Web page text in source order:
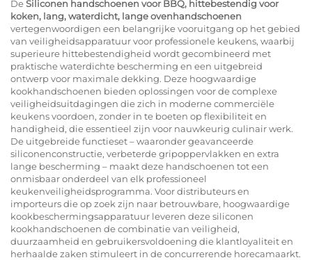
DeSiliconen handschoenen voor BBQ, hittebestendig voor
koken, lang, waterdicht, lange ovenhandschoenen
vertegenwoordigen een belangrijke vooruitgang op het gebied
van veiligheidsapparatuur voor professionele keukens, waarbij
superieure hittebestendigheid wordt gecombineerd met
praktische waterdichte bescherming en een uitgebreid
ontwerp voor maximale dekking. Deze hoogwaardige
kookhandschoenen bieden oplossingen voor de complexe
veiligheidsuitdagingen die zich in moderne commerciële
keukens voordoen, zonder in te boeten op flexibiliteit en
handigheid, die essentieel zijn voor nauwkeurig culinair werk.
De uitgebreide functieset – waaronder geavanceerde
siliconenconstructie, verbeterde gripoppervlakken en extra
lange bescherming – maakt deze handschoenen tot een
onmisbaar onderdeel van elk professioneel
keukenveiligheidsprogramma. Voor distributeurs en
importeurs die op zoek zijn naar betrouwbare, hoogwaardige
kookbeschermingsapparatuur leveren deze siliconen
kookhandschoenen de combinatie van veiligheid,
duurzaamheid en gebruikersvoldoening die klantloyaliteit en
herhaalde zaken stimuleert in de concurrerende horecamaarkt.